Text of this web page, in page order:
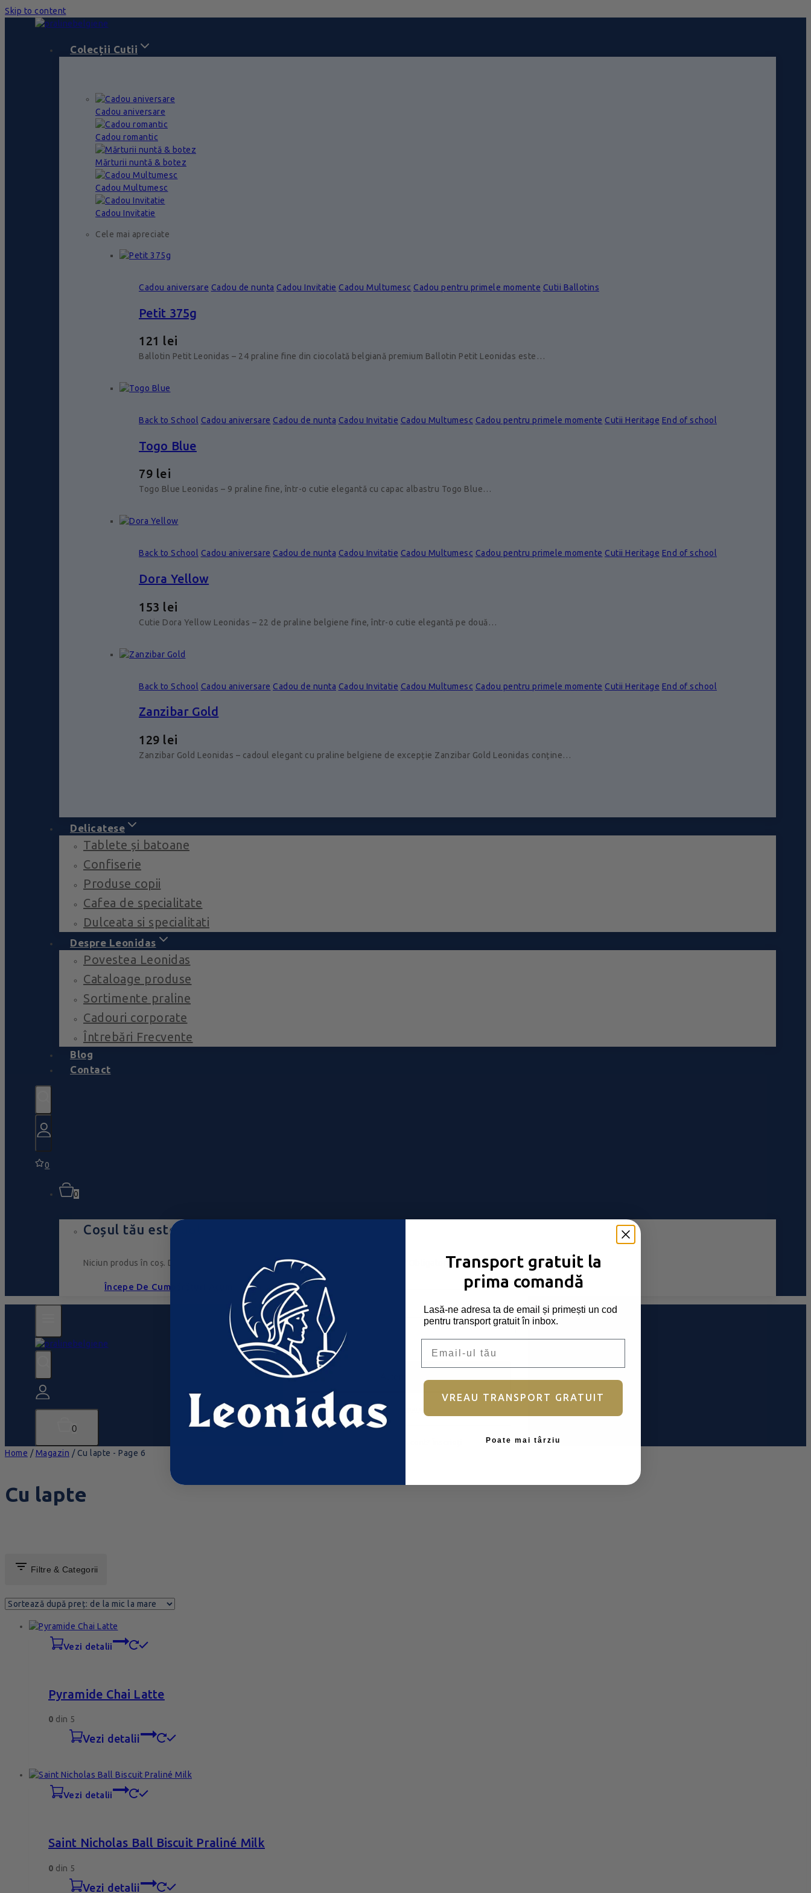
Skip to content
Colecții Cutii
Cadou aniversare
Cadou romantic
Mărturii nuntă & botez
Cadou Multumesc
Cadou Invitatie
Cele mai apreciate
Cadou aniversare Cadou de nunta Cadou Invitatie Cadou Multumesc Cadou pentru primele momente Cutii Ballotins
Petit 375g
121 lei
Ballotin Petit Leonidas – 24 praline fine din ciocolată belgiană premium Ballotin Petit Leonidas este…
Back to School Cadou aniversare Cadou de nunta Cadou Invitatie Cadou Multumesc Cadou pentru primele momente Cutii Heritage End of school
Togo Blue
79 lei
Togo Blue Leonidas – 9 praline fine, într-o cutie elegantă cu capac albastru Togo Blue…
Back to School Cadou aniversare Cadou de nunta Cadou Invitatie Cadou Multumesc Cadou pentru primele momente Cutii Heritage End of school
Dora Yellow
153 lei
Cutie Dora Yellow Leonidas – 22 de praline belgiene fine, într-o cutie elegantă pe două…
Back to School Cadou aniversare Cadou de nunta Cadou Invitatie Cadou Multumesc Cadou pentru primele momente Cutii Heritage End of school
Zanzibar Gold
129 lei
Zanzibar Gold Leonidas – cadoul elegant cu praline belgiene de excepție Zanzibar Gold Leonidas conține…
Delicatese
Tablete și batoane
Confiserie
Produse copii
Cafea de specialitate
Dulceata si specialitati
Despre Leonidas
Povestea Leonidas
Cataloage produse
Sortimente praline
Cadouri corporate
Întrebări Frecvente
Blog
Contact
0
0
Coșul tău este gol
Niciun produs în coș. Du-te, umple-l cu ceva ce-ți place!
Începe De Cumpărături Acum
0
Home / Magazin / Cu lapte - Page 6
Cu lapte
Filtre & Categorii
vezi detalii
Pyramide Chai Latte
0 din 5
vezi detalii
vezi detalii
Saint Nicholas Ball Biscuit Praliné Milk
0 din 5
vezi detalii
Nume utilizator sau email
Parolă *Obligatoriu
Ține-mă minte
Ai uitat parola?
Transport gratuit la
prima comandă
Lasă-ne adresa ta de email și primești un cod
pentru transport gratuit în inbox.
VREAU TRANSPORT GRATUIT
Poate mai târziu